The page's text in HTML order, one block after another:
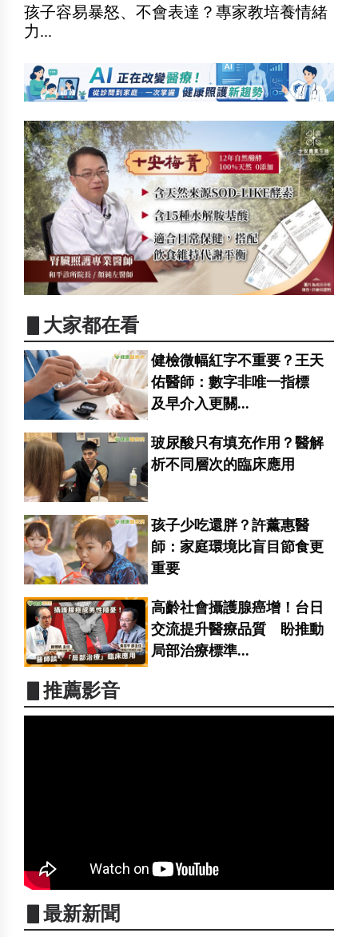
孩子容易暴怒、不會表達？專家教培養情緒
力...
▋大家都在看
健檢微幅紅字不重要？王天
佑醫師：數字非唯一指標
及早介入更關...
玻尿酸只有填充作用？醫解
析不同層次的臨床應用
孩子少吃還胖？許薰惠醫
師：家庭環境比盲目節食更
重要
高齡社會攝護腺癌增！台日
交流提升醫療品質 盼推動
局部治療標準...
▋推薦影音
▋最新新聞